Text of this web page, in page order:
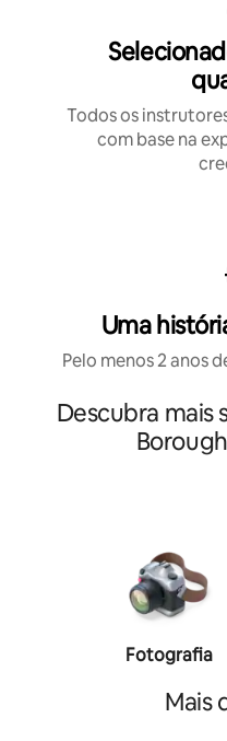
Todos os
com base na
Uma
Pelo menos 2 anos
Descubra mais
Fotografia
Mais